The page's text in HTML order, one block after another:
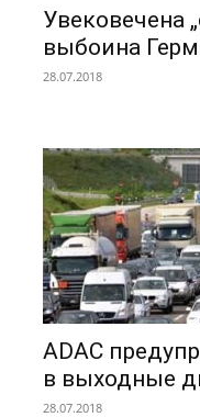
Увековечена
выбоина
28.07.2018
ADAC
в выходные
28.07.2018